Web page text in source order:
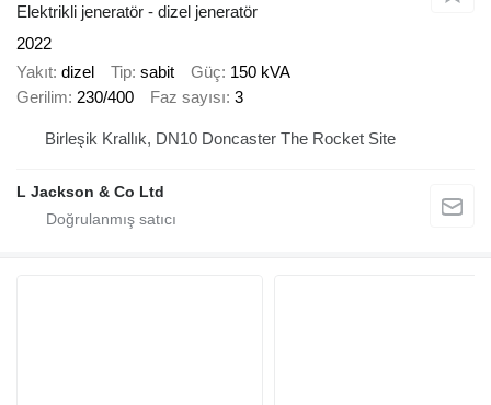
Elektrikli jeneratör - dizel jeneratör
2022
Yakıt dizel Tip sabit Güç 150 kVA
Gerilim 230/400 Faz sayısı 3
Birleşik Krallık, DN10 Doncaster The Rocket Site
L Jackson & Co Ltd